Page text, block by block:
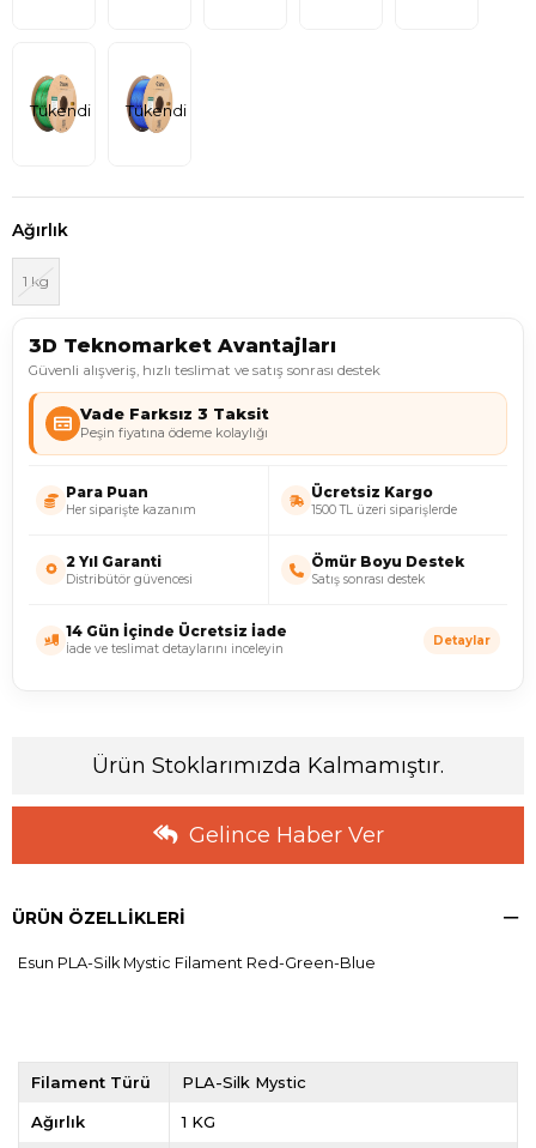
Tükendi Tükendi
Ağırlık
1 kg
3D Teknomarket Avantajları
Güvenli alışveriş, hızlı teslimat ve satış sonrası destek
Vade Farksız 3 Taksit
Peşin fiyatına ödeme kolaylığı
Para Puan
Her siparişte kazanım
Ücretsiz Kargo
1500 TL üzeri siparişlerde
2 Yıl Garanti
Distribütör güvencesi
Ömür Boyu Destek
Satış sonrası destek
14 Gün İçinde Ücretsiz İade
İade ve teslimat detaylarını inceleyin
Detaylar
Ürün Stoklarımızda Kalmamıştır.
Gelince Haber Ver
ÜRÜN ÖZELLIKLERI
Esun PLA-Silk Mystic Filament Red-Green-Blue
Filament Türü PLA-Silk Mystic
Ağırlık 1 KG